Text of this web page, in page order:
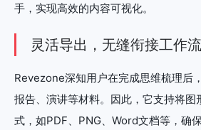
手，实现高效的内容可视化。
灵活导出，无缝衔接工作
Revezone深知用户在完成思维梳理后
报告、演讲等材料。因此，它支持将图
式，如PDF、PNG、Word文档等，确